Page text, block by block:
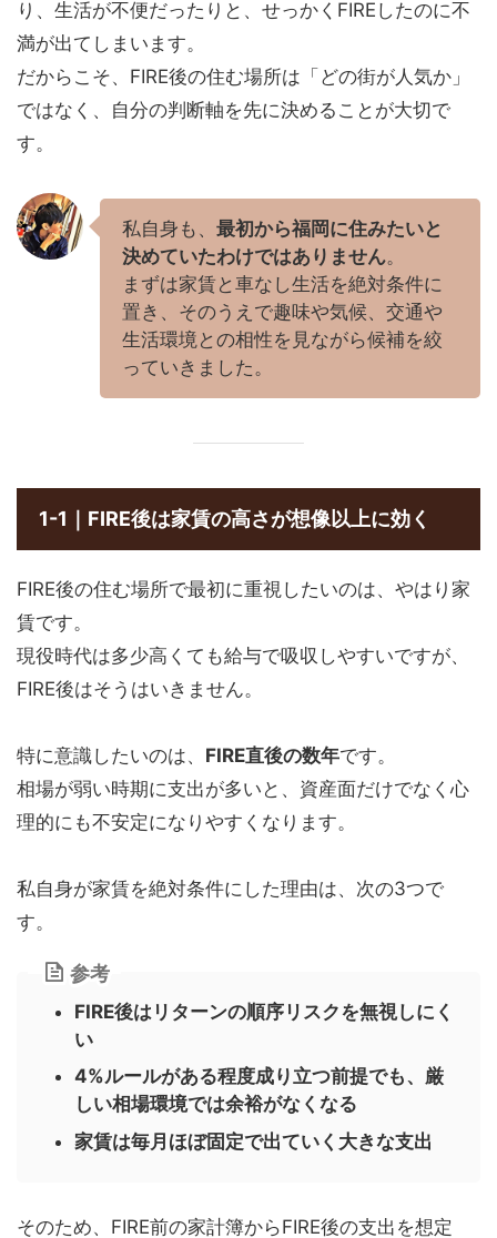
り、生活が不便だったりと、せっかくFIREしたのに不
満が出てしまいます。
だからこそ、FIRE後の住む場所は「どの街が人気か」
ではなく、自分の判断軸を先に決めることが大切で
す。
私自身も、 最初から福岡に住みたいと
決めていたわけではありません。
まずは家賃と車なし生活を絶対条件に
置き、そのうえで趣味や気候、交通や
生活環境との相性を見ながら候補を絞
っていきました。
1-1｜FIRE後は家賃の高さが想像以上に効く
FIRE後の住む場所で最初に重視したいのは、やはり家
賃です。
現役時代は多少高くても給与で吸収しやすいですが、
FIRE後はそうはいきません。
特に意識したいのは、 FIRE直後の数年です。
相場が弱い時期に支出が多いと、資産面だけでなく心
理的にも不安定になりやすくなります。
私自身が家賃を絶対条件にした理由は、次の3つで
す。
参考
FIRE後はリターンの順序リスクを無視しにく
い
4%ルールがある程度成り立つ前提でも、厳
しい相場環境では余裕がなくなる
家賃は毎月ほぼ固定で出ていく大きな支出
そのため、FIRE前の家計簿からFIRE後の支出を想定